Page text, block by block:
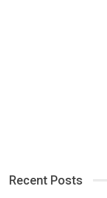
Recent Posts